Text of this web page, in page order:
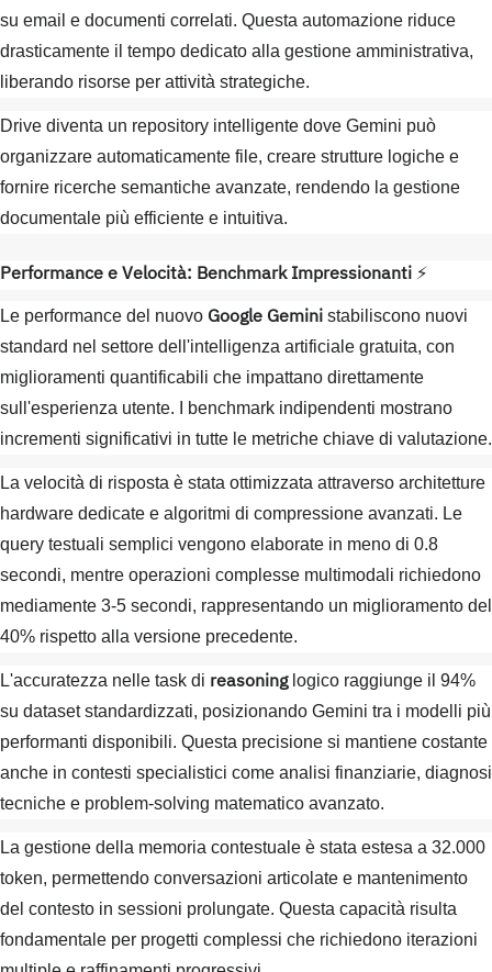
su email e documenti correlati. Questa automazione riduce
drasticamente il tempo dedicato alla gestione amministrativa,
liberando risorse per attività strategiche.
Drive diventa un repository intelligente dove Gemini può
organizzare automaticamente file, creare strutture logiche e
fornire ricerche semantiche avanzate, rendendo la gestione
documentale più efficiente e intuitiva.
Performance e Velocità: Benchmark Impressionanti ⚡
Le performance del nuovo Google Gemini stabiliscono nuovi
standard nel settore dell'intelligenza artificiale gratuita, con
miglioramenti quantificabili che impattano direttamente
sull'esperienza utente. I benchmark indipendenti mostrano
incrementi significativi in tutte le metriche chiave di valutazione.
La velocità di risposta è stata ottimizzata attraverso architetture
hardware dedicate e algoritmi di compressione avanzati. Le
query testuali semplici vengono elaborate in meno di 0.8
secondi, mentre operazioni complesse multimodali richiedono
mediamente 3-5 secondi, rappresentando un miglioramento del
40% rispetto alla versione precedente.
L'accuratezza nelle task di reasoninglogico raggiunge il 94%
su dataset standardizzati, posizionando Gemini tra i modelli più
performanti disponibili. Questa precisione si mantiene costante
anche in contesti specialistici come analisi finanziarie, diagnosi
tecniche e problem-solving matematico avanzato.
La gestione della memoria contestuale è stata estesa a 32.000
token, permettendo conversazioni articolate e mantenimento
del contesto in sessioni prolungate. Questa capacità risulta
fondamentale per progetti complessi che richiedono iterazioni